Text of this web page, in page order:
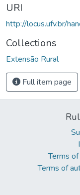
URI
http://locus.ufv.br/
Collections
Extensão Rural
Full item page
Terms
Terms of